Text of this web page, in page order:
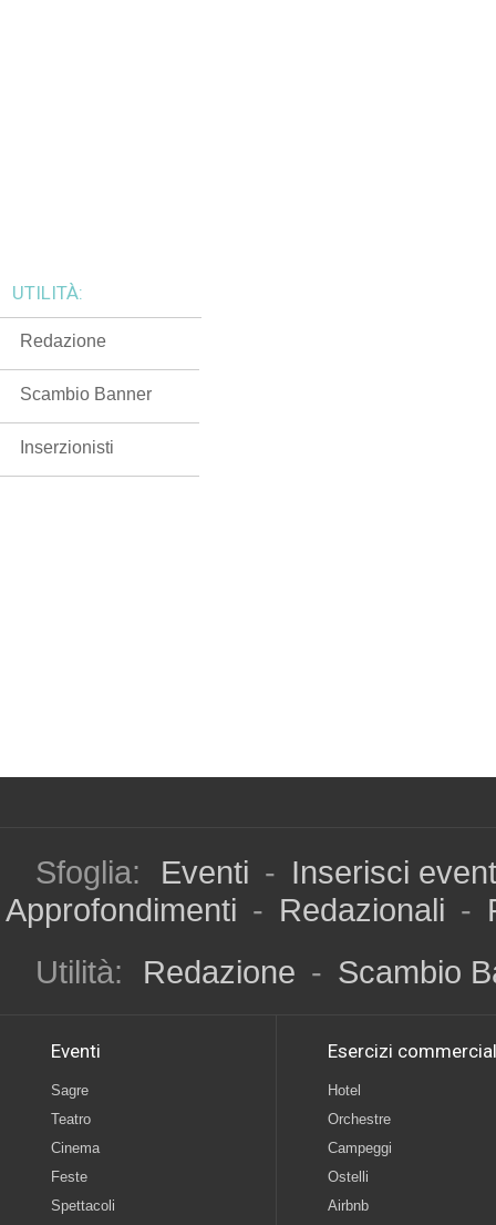
UTILITÀ:
Redazione
Scambio Banner
Inserzionisti
Sfoglia: Eventi - Inserisci
Approfondimenti - Redazionali -
Utilità:
Redazione - Scambio
Eventi
Sagre
Teatro
Cinema
Feste
Spettacoli
Esercizi
Hotel
Orchestre
Campeggi
Ostelli
Airbnb